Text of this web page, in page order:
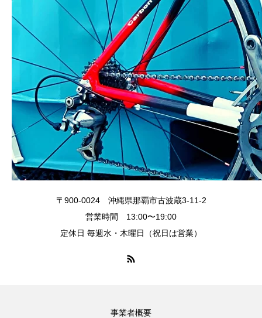
〒900-0024 沖縄県那覇市古波蔵3-11-2
営業時間 13:00〜19:00
定休日 毎週水・木曜日（祝日は営業）
事業者概要